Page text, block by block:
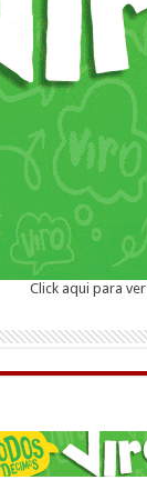
Click aqui para ver